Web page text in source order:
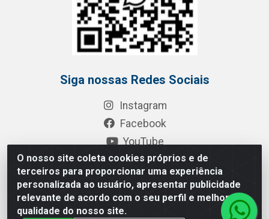
O nosso site coleta cookies próprios e de
terceiros para proporcionar uma experiência
personalizada ao usuário, apresentar publicidade
relevante de acordo com o seu perfil e melhorar a
qualidade do nosso site.
Siga nossas Redes Sociais
Instagram
Facebook
YouTube
LinkedIn
Área de Acesso
Área do Representante